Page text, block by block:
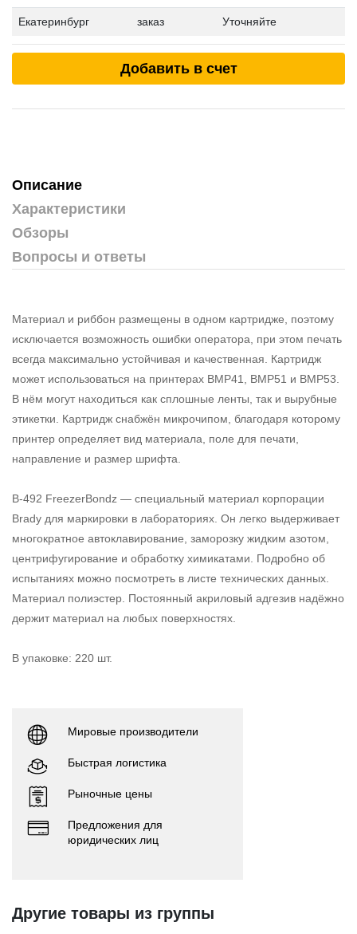
Екатеринбург заказ Уточняйте
Добавить в счет
Описание
Характеристики
Обзоры
Вопросы и ответы
Материал и риббон размещены в одном картридже, поэтому
исключается возможность ошибки оператора, при этом печать
всегда максимально устойчивая и качественная. Картридж
может использоваться на принтерах BMP41, BMP51 и BMP53.
В нём могут находиться как сплошные ленты, так и вырубные
этикетки. Картридж снабжён микрочипом, благодаря которому
принтер определяет вид материала, поле для печати,
направление и размер шрифта.
B-492 FreezerBondz — специальный материал корпорации
Brady для маркировки в лабораториях. Он легко выдерживает
многократное автоклавирование, заморозку жидким азотом,
центрифугирование и обработку химикатами. Подробно об
испытаниях можно посмотреть в листе технических данных.
Материал полиэстер. Постоянный акриловый адгезив надёжно
держит материал на любых поверхностях.
В упаковке: 220 шт.
Мировые производители
Быстрая логистика
Рыночные цены
Предложения для
юридических лиц
Другие товары из группы